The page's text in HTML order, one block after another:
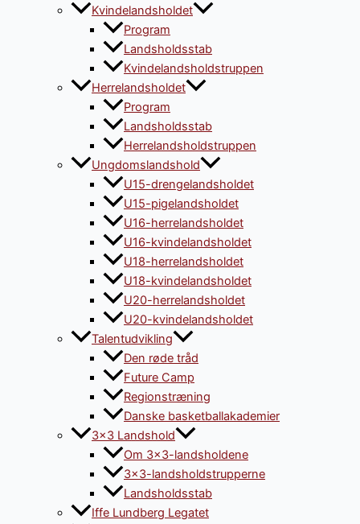
Kvindelandsholdet
Program
Landsholdsstab
Kvindelandsholdstruppen
Herrelandsholdet
Program
Landsholdsstab
Herrelandsholdstruppen
Ungdomslandshold
U15-drengelandsholdet
U15-pigelandsholdet
U16-herrelandsholdet
U16-kvindelandsholdet
U18-herrelandsholdet
U18-kvindelandsholdet
U20-herrelandsholdet
U20-kvindelandsholdet
Talentudvikling
Den røde tråd
Future Camp
Regionstræning
Danske basketballakademier
3×3 Landshold
Om 3×3-landsholdene
3×3-landsholdstrupperne
Landsholdsstab
Iffe Lundberg Legatet